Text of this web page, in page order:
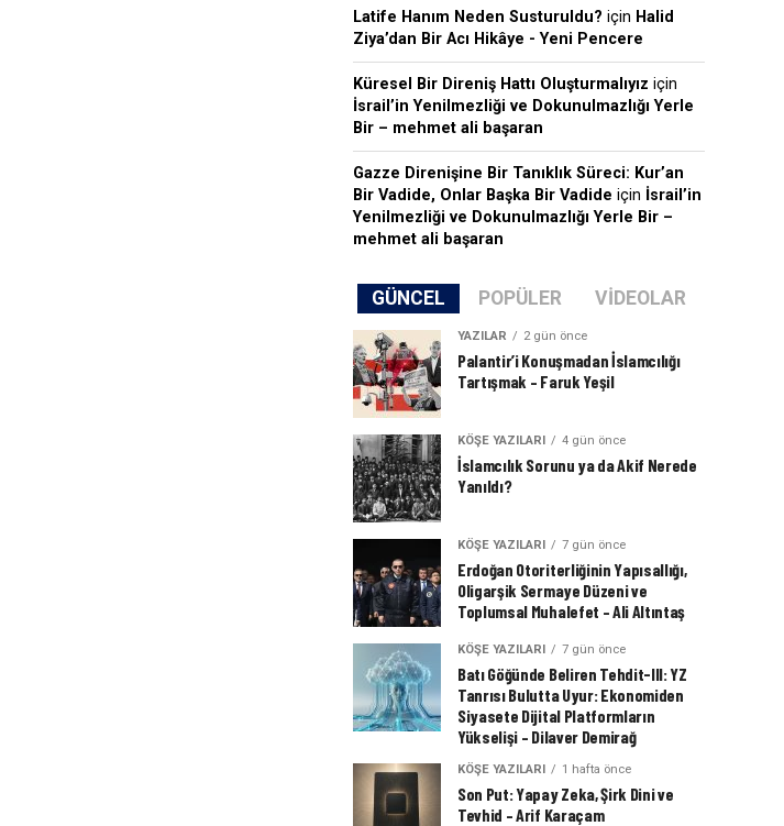
Latife Hanım Neden Susturuldu? için Halid
Ziya’dan Bir Acı Hikâye - Yeni Pencere
Küresel Bir Direniş Hattı Oluşturmalıyız için
İsrail’in Yenilmezliği ve Dokunulmazlığı Yerle
Bir – mehmet ali başaran
Gazze Direnişine Bir Tanıklık Süreci: Kur’an
Bir Vadide, Onlar Başka Bir Vadide için İsrail’in
Yenilmezliği ve Dokunulmazlığı Yerle Bir –
mehmet ali başaran
GÜNCEL POPÜLER VIDEOLAR
YAZILAR 2 gün önce
Palantir’i Konuşmadan İslamcılığı
Tartışmak – Faruk Yeşil
KÖŞE YAZILARI 4 gün önce
İslamcılık Sorunu ya da Akif Nerede
Yanıldı?
KÖŞE YAZILARI 7 gün önce
Erdoğan Otoriterliğinin Yapısallığı,
Oligarşik Sermaye Düzeni ve
Toplumsal Muhalefet – Ali Altıntaş
KÖŞE YAZILARI 7 gün önce
Batı Göğünde Beliren Tehdit-III: YZ
Tanrısı Bulutta Uyur: Ekonomiden
Siyasete Dijital Platformların
Yükselişi – Dilaver Demirağ
KÖŞE YAZILARI 1 hafta önce
Son Put: Yapay Zeka, Şirk Dini ve
Tevhid – Arif Karaçam